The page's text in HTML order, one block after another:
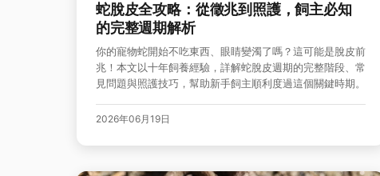
蛇脫皮全攻略：從徵兆到照護，飼主必知
的完整週期解析
你的寵物蛇開始不吃東西、眼睛變濁了嗎？這可能是脫皮前
兆！本文以十年飼養經驗，詳解蛇脫皮週期的完整階段、常
見問題與照護技巧，幫助新手飼主順利度過這個關鍵時期。
2026年06月19日